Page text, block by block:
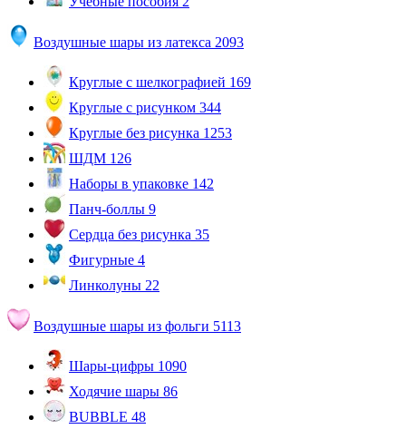
Воздушные шары из латекса 2093
Круглые с шелкографией 169
Круглые с рисунком 344
Круглые без рисунка 1253
ШДМ 126
Наборы в упаковке 142
Панч-боллы 9
Сердца без рисунка 35
Фигурные 4
Линколуны 22
Воздушные шары из фольги 5113
Шары-цифры 1090
Ходячие шары 86
BUBBLE 48